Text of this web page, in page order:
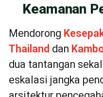
Keamanan
Mendorong
Thailand dan
dua tantangan
eskalasi jangka